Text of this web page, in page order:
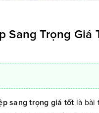
Sang Trọng
sang trọng giá tốt là bài